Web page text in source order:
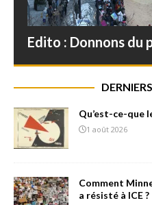
Edito : Donnons du
Qu’est-ce-que
1 août 2026
Comment
a résisté à ICE ?